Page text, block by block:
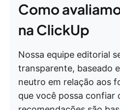
Como
na ClickUp
Nossa equipe editorial
transparente, baseado
neutro em relação aos
que você possa confiar